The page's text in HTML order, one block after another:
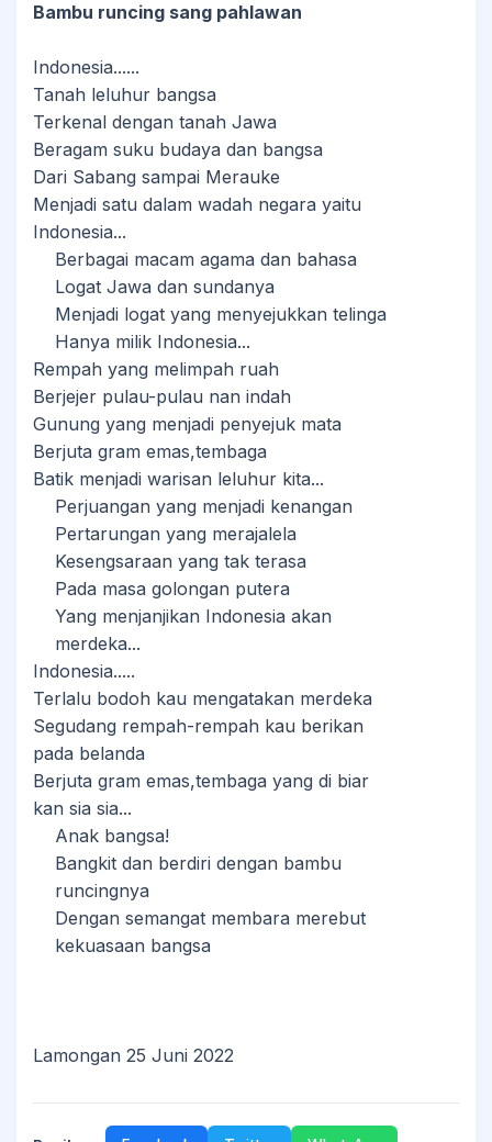
Bambu runcing sang pahlawan
Indonesia......
Tanah leluhur bangsa
Terkenal dengan tanah Jawa
Beragam suku budaya dan bangsa
Dari Sabang sampai Merauke
Menjadi satu dalam wadah negara yaitu
Indonesia...
Berbagai macam agama dan bahasa
Logat Jawa dan sundanya
Menjadi logat yang menyejukkan telinga
Hanya milik Indonesia...
Rempah yang melimpah ruah
Berjejer pulau-pulau nan indah
Gunung yang menjadi penyejuk mata
Berjuta gram emas,tembaga
Batik menjadi warisan leluhur kita...
Perjuangan yang menjadi kenangan
Pertarungan yang merajalela
Kesengsaraan yang tak terasa
Pada masa golongan putera
Yang menjanjikan Indonesia akan
merdeka...
Indonesia.....
Terlalu bodoh kau mengatakan merdeka
Segudang rempah-rempah kau berikan
pada belanda
Berjuta gram emas,tembaga yang di biar
kan sia sia...
Anak bangsa!
Bangkit dan berdiri dengan bambu
runcingnya
Dengan semangat membara merebut
kekuasaan bangsa
Lamongan 25 Juni 2022